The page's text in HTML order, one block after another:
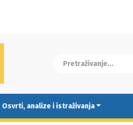
Osvrti, analize i istraživanja